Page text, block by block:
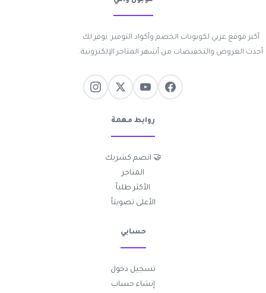
أكبر موقع عربي لكوبونات الخصم وأكواد التوفير. نوفر لك
أحدث العروض والتخفيضات من أشهر المتاجر الإلكترونية.
روابط مهمة
🤝 انضم كشريك
المتاجر
الأكثر طلباً
الأعلى تصويتاً
حسابي
تسجيل دخول
إنشاء حساب